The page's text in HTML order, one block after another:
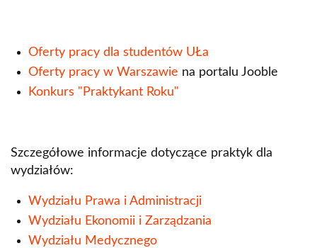
Oferty pracy dla studentów UŁa
Oferty pracy w Warszawie na portalu Jooble
Konkurs "Praktykant Roku"
Szczegółowe informacje dotyczące praktyk dla
wydziałów:
Wydziału Prawa i Administracji
Wydziału Ekonomii i Zarządzania
Wydziału Medycznego